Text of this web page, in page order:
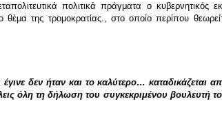
πολιτικά πράγματα ο κυβερνητικός
της τρομοκρατίας., στο οποίο περίπου
δεν ήταν και το καλύτερο… καταδικάζεται
όλη τη δήλωση του συγκεκριμένου βουλευτή